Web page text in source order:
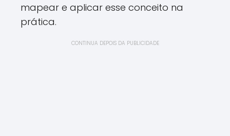
mapear e aplicar esse conceito na
prática.
CONTINUA DEPOIS DA PUBLICIDADE